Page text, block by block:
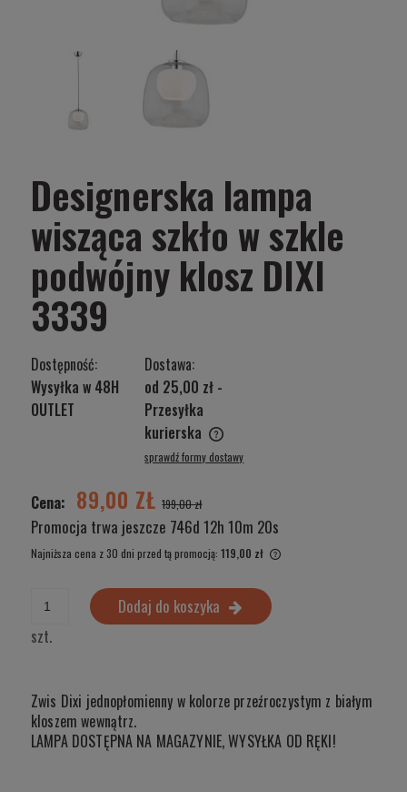
Designerska lampa
wisząca szkło w szkle
podwójny klosz DIXI
3339
Dostępność:
Wysyłka w 48H
OUTLET
Dostawa:
od 25,00 zł -
Przesyłka
kurierska
Cena nie zawiera ewentualnych kosztów płatności
sprawdź formy dostawy
Cena: 89,00 ZŁ 199,00 zł
Promocja trwa jeszcze 746d 12h 10m 20s
Najniższa cena z 30 dni przed tą promocją: 119,00 zł
szt.
Dodaj do koszyka
Zwis Dixi jednopłomienny w kolorze przeźroczystym z białym
kloszem wewnątrz.
LAMPA DOSTĘPNA NA MAGAZYNIE, WYSYŁKA OD RĘKI!